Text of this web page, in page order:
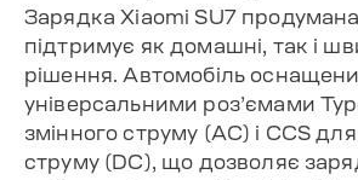
Зарядка Xiaomi SU7 продумана
підтримує як домашні, так і
рішення. Автомобіль
універсальними роз’ємами
змінного струму (AC) і CCS
струму (DC), що дозволяє